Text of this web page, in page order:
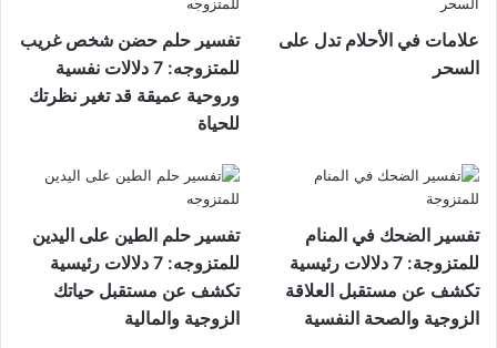
علامات في الأحلام تدل على
السحر
تفسير حلم حضن شخص غريب
للمتزوجه: 7 دلالات نفسية
وروحية عميقة قد تغير نظرتك
للحياة
تفسير الضحك في المنام
للمتزوجة: 7 دلالات رئيسية
تكشف عن مستقبل العلاقة
الزوجية والصحة النفسية
تفسير حلم الطين على اليدين
للمتزوجه: 7 دلالات رئيسية
تكشف عن مستقبل حياتك
الزوجية والمالية